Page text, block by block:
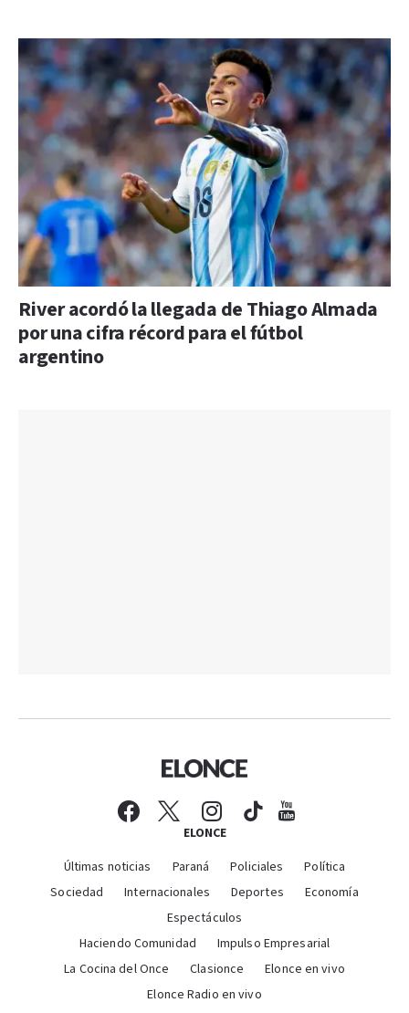
River acordó la llegada de Thiago Almada
por una cifra récord para el fútbol
argentino
ELONCE
Últimas noticias Paraná Policiales
Política
Sociedad
Internacionales Deportes
Economía
Espectáculos
Haciendo Comunidad
Impulso Empresarial
La Cocina del Once
Clasionce
Elonce en vivo
Elonce Radio en vivo